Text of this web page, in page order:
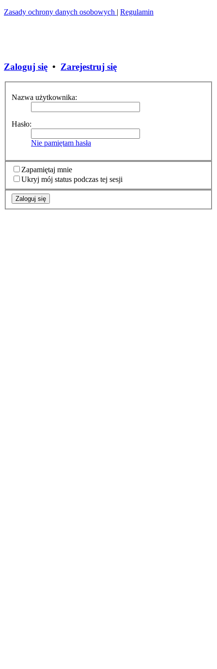
Zasady ochrony danych osobowych | Regulamin
Zaloguj się • Zarejestruj się
Nazwa użytkownika:
Hasło:
Nie pamiętam hasła
Zapamiętaj mnie
Ukryj mój status podczas tej sesji